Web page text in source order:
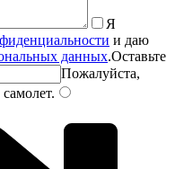
Я
и даю
данных.Оставьте
Пожалуйста,
самолет.